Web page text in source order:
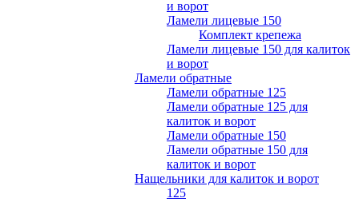
и ворот
Ламели лицевые 150
Комплект крепежа
Ламели лицевые 150 для калиток
и ворот
Ламели обратные
Ламели обратные 125
Ламели обратные 125 для
калиток и ворот
Ламели обратные 150
Ламели обратные 150 для
калиток и ворот
Нащельники для калиток и ворот
125